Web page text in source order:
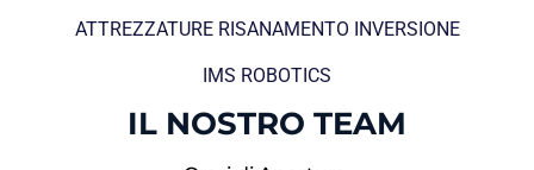
ATTREZZATURE RISANAMENTO INVERSIONE
IMS ROBOTICS
IL NOSTRO TEAM